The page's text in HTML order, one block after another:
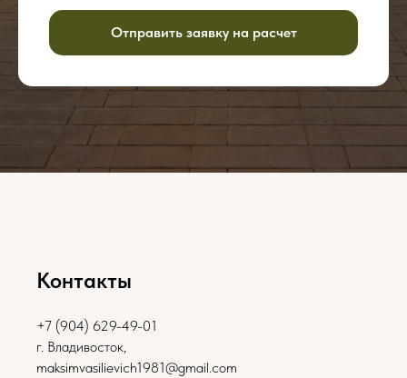
Отправить заявку на расчет
Контакты
+7 (904) 629-49-01
г. Владивосток,
maksimvasilievich1981@gmail.com